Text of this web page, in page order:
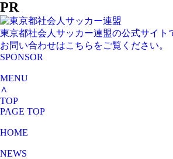
PR
東京都社会人サッカー連盟の公式サイト
お問い合わせはこちらをご覧ください。
SPONSOR
MENU
∧
TOP
PAGE TOP
HOME
NEWS